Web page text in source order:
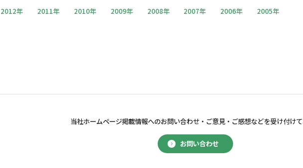
2012年 2011年 2010年 2009年 2008年 2007年 2006年 2005年
お問い合わせ
当社ホームページ掲載情報へのお問い合わせ・ ご意見・ご感想などを受け付けて